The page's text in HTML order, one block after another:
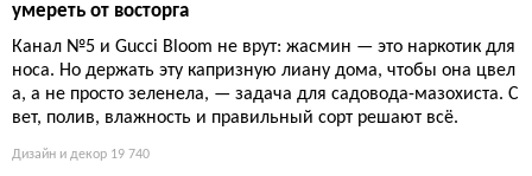
умереть от восторга
Канал №5 и Gucci Bloom не врут: жасмин — это наркотик для
носа. Но держать эту капризную лиану дома, чтобы она цвел
а, а не просто зеленела, — задача для садовода-мазохиста. С
вет, полив, влажность и правильный сорт решают всё.
Дизайн и декор 19 740